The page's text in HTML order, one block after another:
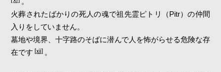
火葬されたばかりの死人の魂で祖先霊ピトリ（Pitr）の仲間
入りをしていません。
墓地や境界、十字路のそばに潜んで人を怖がらせる危険な存
在です [ⅻ] 。